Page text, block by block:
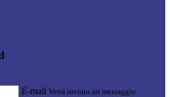
E-mail Verrà inviato un messaggio